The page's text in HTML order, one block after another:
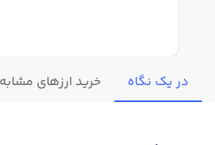
در یک نگاه خرید ارزهای مشابه